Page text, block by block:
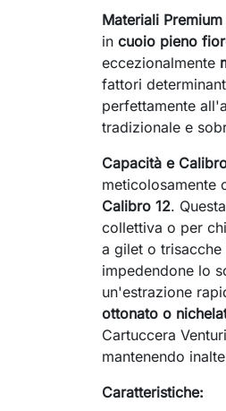
Materiali
in cuoio pieno
eccezionalmente
fattori
perfettamente
tradizionale e
Capacità e
meticolosamente
Calibro 12.
collettiva o per
a gilet o
impedendone lo
un'estrazione
ottonato o
Cartuccera
mantenendo
Caratteristiche: